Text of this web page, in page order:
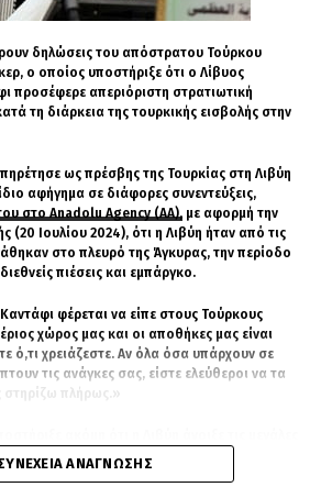
Εξωτερικών αντέδρασε
την έντονη
τα επεισόδια της 30ής Μαΐου
τον τραυματισμό Έλληνα
η Πρεσβεία της
προχώρησε άμεσα σε
ενέργειες, ώστε να
τραυματία κάθε αναγκαία
συνδρομή.
πρεσβεία
ζητώντας πλήρη
περιστατικού και απόδοση
καταγράφει, όπως
δηλώσεις του απόστρατου Τούρκου
ο οποίος υποστήριξε ότι ο Λίβυος
προσέφερε απεριόριστη στρατιωτική
τη διάρκεια της τουρκικής εισβολής στην
ως πρέσβης της Τουρκίας στη Λιβύη
αφήγημα σε διάφορες συνεντεύξεις,
στο Anadolu Agency (AA),με αφορμή την
(20 Ιουλίου 2024), ότι η Λιβύη ήταν από τις
στο πλευρό της Άγκυρας, την περίοδο
πιέσεις και εμπάργκο.
φέρεται να είπε στους Τούρκους
χώρος μας και οι αποθήκες μας είναι
ό,τι χρειάζεστε. Αν όλα όσα υπάρχουν σε
τις ανάγκες σας, είστε ελεύθεροι να τα
πλήρως.»
οποίες είχαν εξοπλιστεί κυρίως με
ΑΝΆΓΝΩΣΗΣ